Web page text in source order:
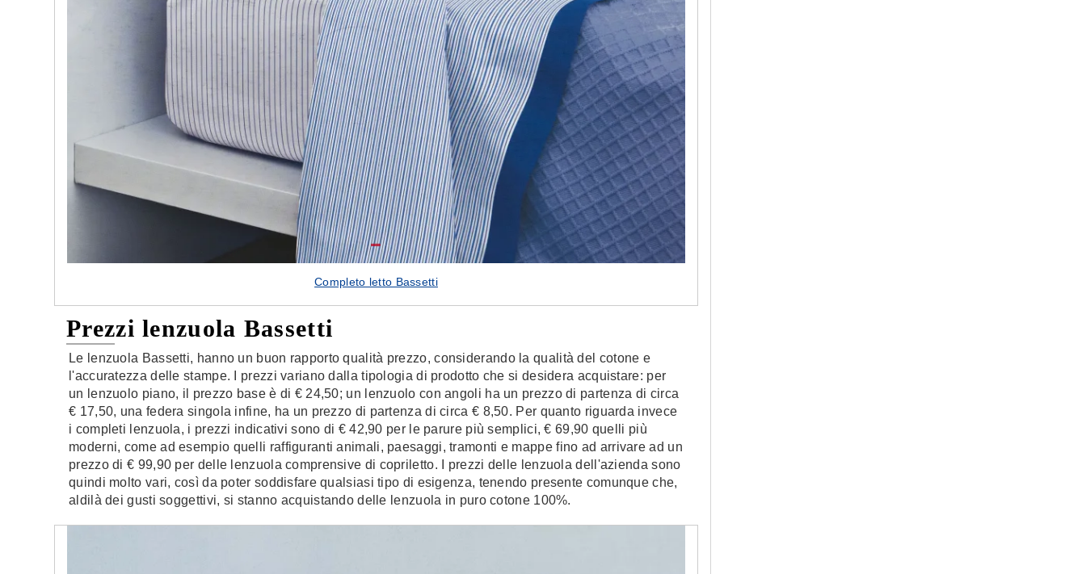
Completo letto Bassetti
Prezzi lenzuola Bassetti
Le lenzuola Bassetti, hanno un buon rapporto qualità prezzo, considerando la qualità del cotone e
l'accuratezza delle stampe. I prezzi variano dalla tipologia di prodotto che si desidera acquistare: per
un lenzuolo piano, il prezzo base è di € 24,50; un lenzuolo con angoli ha un prezzo di partenza di circa
€ 17,50, una federa singola infine, ha un prezzo di partenza di circa € 8,50. Per quanto riguarda invece
i completi lenzuola, i prezzi indicativi sono di € 42,90 per le parure più semplici, € 69,90 quelli più
moderni, come ad esempio quelli raffiguranti animali, paesaggi, tramonti e mappe fino ad arrivare ad un
prezzo di € 99,90 per delle lenzuola comprensive di copriletto. I prezzi delle lenzuola dell'azienda sono
quindi molto vari, così da poter soddisfare qualsiasi tipo di esigenza, tenendo presente comunque che,
aldilà dei gusti soggettivi, si stanno acquistando delle lenzuola in puro cotone 100%.